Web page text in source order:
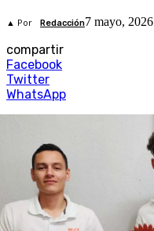
▲ Por Redacción7 mayo, 2026
compartir
Facebook
Twitter
WhatsApp